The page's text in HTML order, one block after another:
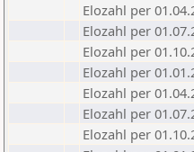
Elozahl per
Elozahl per
Elozahl per
Elozahl per
Elozahl per
Elozahl per
Elozahl per